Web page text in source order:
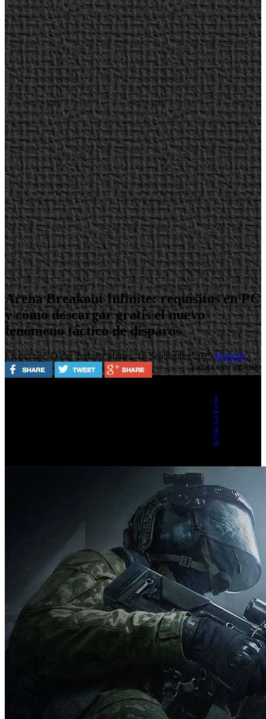
Arena Breakout Infinite: requisitos en PC
y cómo descargar gratis el nuevo
fenómeno táctico de disparos
Escrito por Oscar TorrobaMartes, 16 Septiembre 2025Noticias
Valora este artículo
1
2
3
4
5